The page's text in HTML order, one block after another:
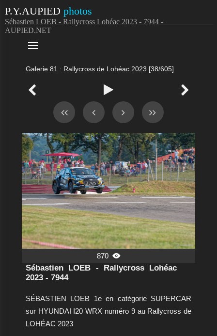
P.Y.AUPIED photos
Sébastien LOEB - Rallycross Lohéac 2023 - 7944 -
AUPIED.NET

Galerie 81 : Rallycross de Lohéac 2023 [38/605]
  
870 
Sébastien LOEB - Rallycross Lohéac
2023 - 7944
SÉBASTIEN LOEB 1e en catégorie SUPERCAR
sur HYUNDAI I20 WRX numéro 9 au Rallycross de
LOHÉAC 2023